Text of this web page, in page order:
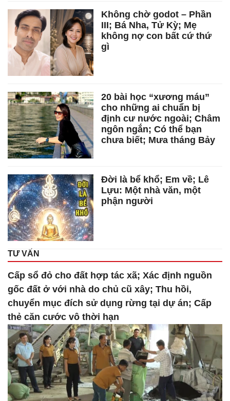
Không chờ godot – Phần
III; Bá Nha, Tử Kỳ; Mẹ
không nợ con bất cứ thứ
gì
20 bài học “xương máu”
cho những ai chuẩn bị
định cư nước ngoài; Châm
ngôn ngắn; Có thể bạn
chưa biết; Mưa tháng Bảy
Đời là bể khổ; Em về; Lê
Lựu: Một nhà văn, một
phận người
TƯ VẤN
Cấp sổ đỏ cho đất hợp tác xã; Xác định nguồn
gốc đất ở với nhà do chủ cũ xây; Thu hồi,
chuyển mục đích sử dụng rừng tại dự án; Cấp
thẻ căn cước vô thời hạn